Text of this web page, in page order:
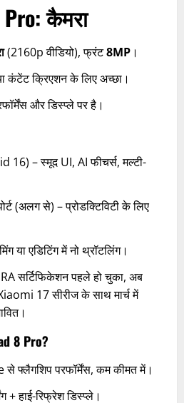
Pro:कैमरा
(2160p वीडियो), फ्रंट8MP ।
कंटेंट क्रिएशन के लिए अच्छा।
और डिस्प्ले पर है।
– स्मूद UI, AI फीचर्स, मल्टी-
(अलग से) – प्रोडक्टिविटी के लिए
या एडिटिंग में नो थ्रॉटलिंग।
सर्टिफिकेशन पहले हो चुका, अब
17 सीरीज के साथ मार्च में
8 Pro?
फ्लैगशिप परफॉर्मेंस, कम कीमत में।
+ हाई-रिफ्रेश डिस्प्ले।